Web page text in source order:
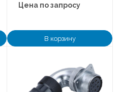
Цена по запросу
В корзину